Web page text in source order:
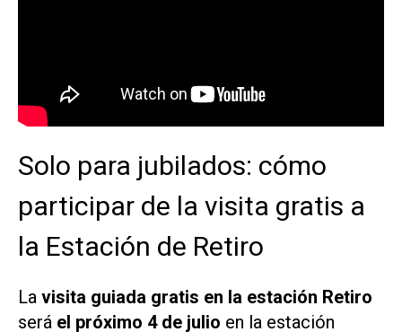
Solo para jubilados: cómo
participar de la visita gratis a
la Estación de Retiro
La visita guiada gratis en la estación Retiro
será el próximo 4 de julio en la estación